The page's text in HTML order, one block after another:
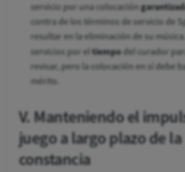
servicio por una colocación
contra de los términos de servicio de
resultar en la eliminación de su
servicios por el tiempo del curador
revisar, pero la colocación en sí debe
mérito.
V. Manteniendo el
juego a largo plazo de la
constancia